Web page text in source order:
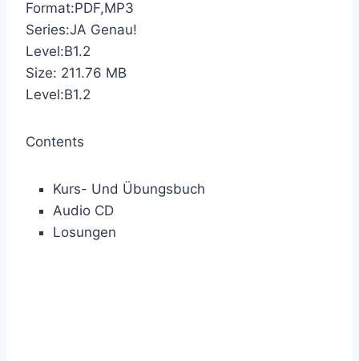
Format:PDF,MP3
Series:JA Genau!
Level:B1.2
Size: 211.76 MB
Level:B1.2
Contents
Kurs- Und Übungsbuch
Audio CD
Losungen